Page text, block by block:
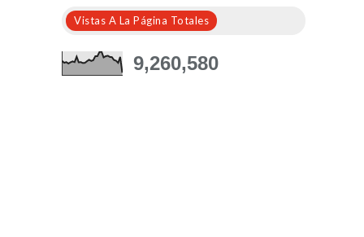
Vistas A La Página Totales
9,260,580